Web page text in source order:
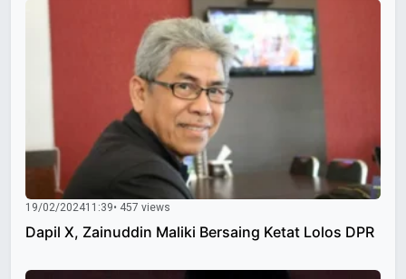
19/02/202411:39• 457 views
Dapil X, Zainuddin Maliki Bersaing Ketat Lolos DPR